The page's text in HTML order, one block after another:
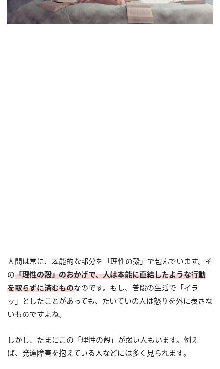
人間は常に、本能的な部分を「理性の殻」で包んでいます。そ
の「理性の殻」のおかげで、人は本能に直結したような行動
を取らずに済むものなのです。もし、普段の生活で「イラ
ッ」としたことがあっても、たいていの人は怒りを外に表さな
いものですよね。
しかし、たまにこの「理性の殻」が弱い人もいます。例え
ば、発達障害を抱えている人などには多く見られます。